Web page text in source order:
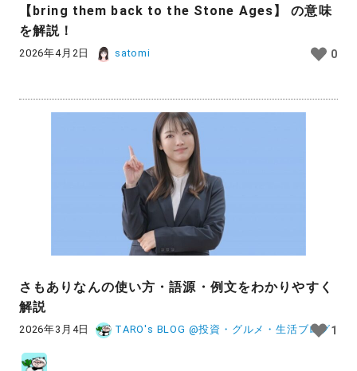
【bring them back to the Stone Ages】 の意味
を解説！
2026年4月2日 satomi 0
さもありなんの使い方・語源・例文をわかりやすく
解説
2026年3月4日 TARO's BLOG @投資・グルメ・生活ブログ1